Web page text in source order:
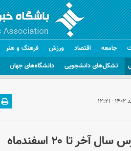
تشکل‌های دانشجویی دانشگاه‌های جهان
جامعه اقتصاد ورزش فرهنگ و هنر
تا ۲۰ اسفندماه